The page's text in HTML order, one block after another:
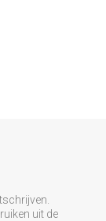
uit de